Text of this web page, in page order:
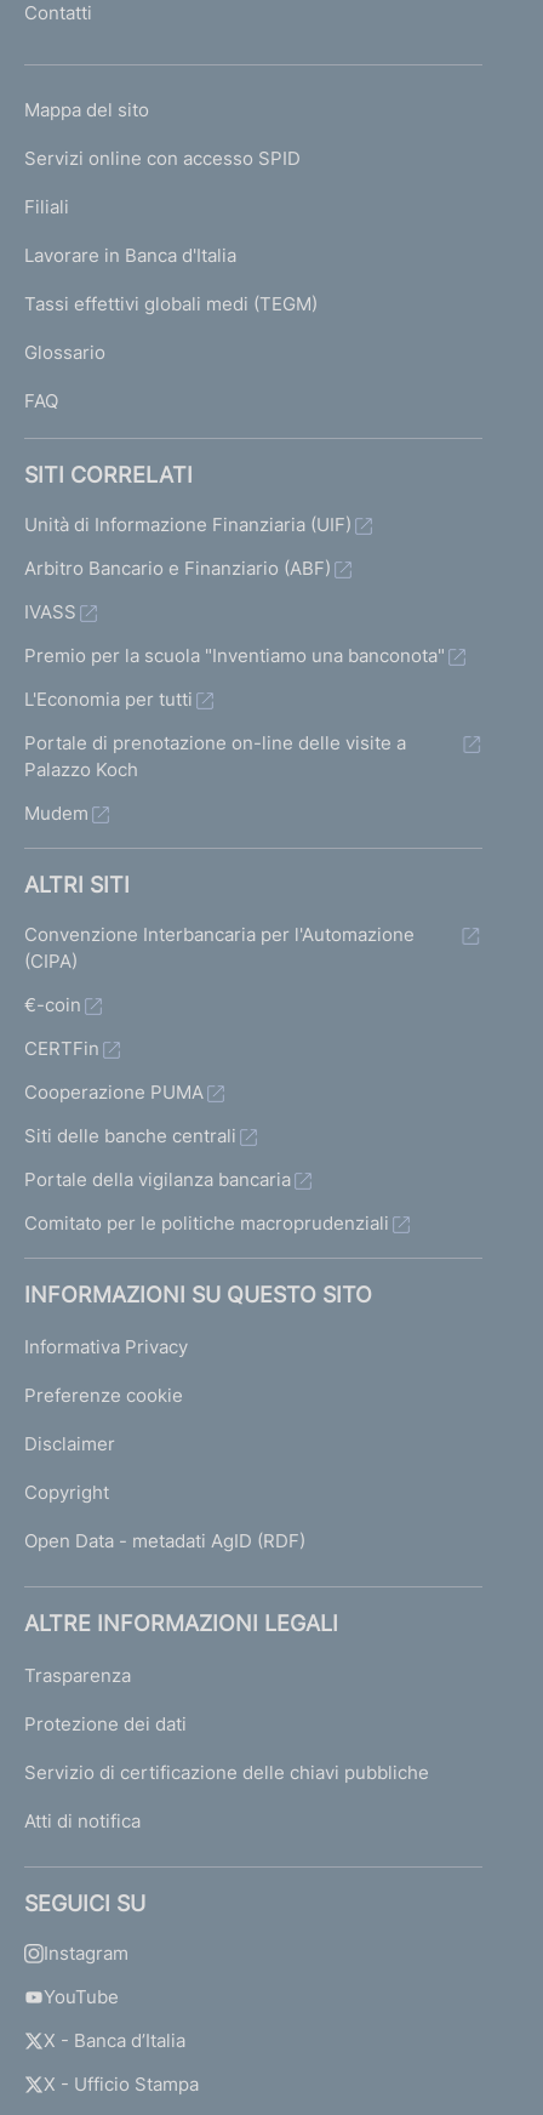
'
m
e
a
g
Contatti
L
N
K
T
I
I
Mappa del sito
Servizi online con accesso SPID
Filiali
Lavorare in Banca d'Italia
Tassi effettivi globali medi (TEGM)
Glossario
FAQ
SITI CORRELATI
Unità di Informazione Finanziaria (UIF)
Arbitro Bancario e Finanziario (ABF)
IVASS
Premio per la scuola "Inventiamo una banconota"
L'Economia per tutti
Portale di prenotazione on-line delle visite a
Palazzo Koch
Mudem
ALTRI SITI
Convenzione Interbancaria per l'Automazione
(CIPA)
€-coin
CERTFin
Cooperazione PUMA
Siti delle banche centrali
Portale della vigilanza bancaria
Comitato per le politiche macroprudenziali
INFORMAZIONI SU QUESTO SITO
Informativa Privacy
Preferenze cookie
Disclaimer
Copyright
Open Data - metadati AgID (RDF)
ALTRE INFORMAZIONI LEGALI
Trasparenza
Protezione dei dati
Servizio di certificazione delle chiavi pubbliche
Atti di notifica
SEGUICI SU
Instagram
YouTube
X - Banca d’Italia
X - Ufficio Stampa